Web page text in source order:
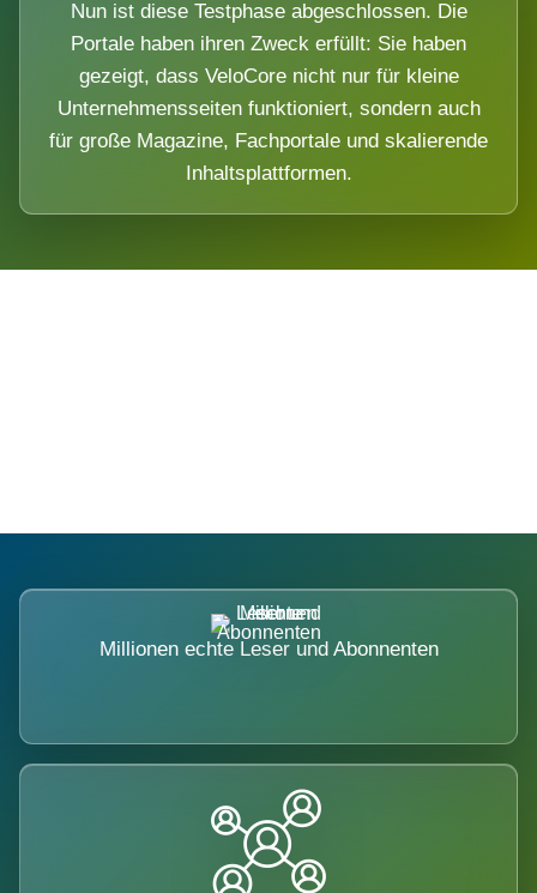
Nun ist diese Testphase abgeschlossen. Die
Portale haben ihren Zweck erfüllt: Sie haben
gezeigt, dass VeloCore nicht nur für kleine
Unternehmensseiten funktioniert, sondern auch
für große Magazine, Fachportale und skalierende
Inhaltsplattformen.
Millionen echte Leser und Abonnenten